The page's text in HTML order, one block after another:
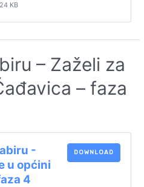
KB
– Zaželi za
– faza
-
u općini
4
DOWNLOAD